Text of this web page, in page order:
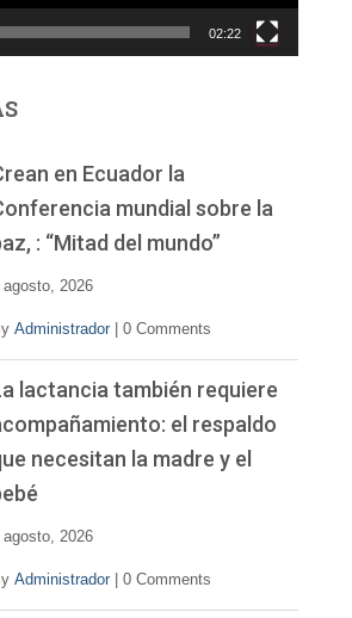
02:22
en Ecuador la
mundial sobre la
: “Mitad del mundo”
agosto, 2026
Administrador 0 Comments
lactancia también requiere
el respaldo
necesitan la madre y el
agosto, 2026
Administrador 0 Comments